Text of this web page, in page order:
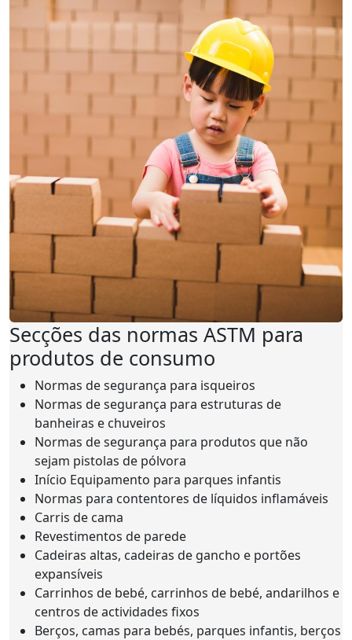
Secções das normas ASTM para
produtos de consumo
Normas de segurança para isqueiros
Normas de segurança para estruturas de
banheiras e chuveiros
Normas de segurança para produtos que não
sejam pistolas de pólvora
Início Equipamento para parques infantis
Normas para contentores de líquidos inflamáveis
Carris de cama
Revestimentos de parede
Cadeiras altas, cadeiras de gancho e portões
expansíveis
Carrinhos de bebé, carrinhos de bebé, andarilhos e
centros de actividades fixos
Berços, camas para bebés, parques infantis, berços